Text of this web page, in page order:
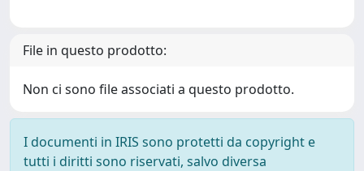
File in questo prodotto:
Non ci sono file associati a questo prodotto.
I documenti in IRIS sono protetti da copyright e
tutti i diritti sono riservati, salvo diversa